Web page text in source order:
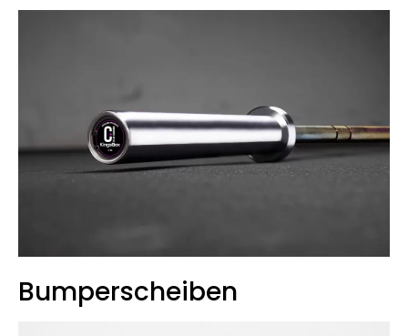
Bumperscheiben